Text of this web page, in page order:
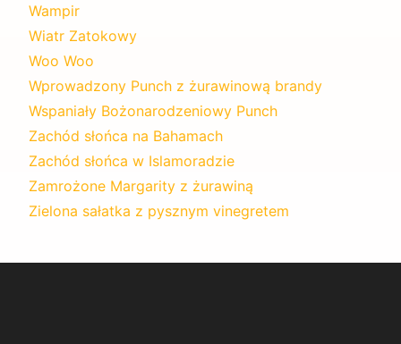
Wampir
Wiatr Zatokowy
Woo Woo
Wprowadzony Punch z żurawinową brandy
Wspaniały Bożonarodzeniowy Punch
Zachód słońca na Bahamach
Zachód słońca w Islamoradzie
Zamrożone Margarity z żurawiną
Zielona sałatka z pysznym vinegretem